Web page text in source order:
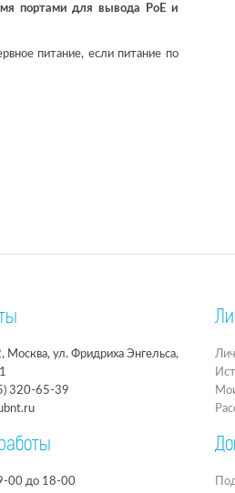
портами для вывода PoE и
питание, если питание по
Москва, ул. Фридриха Энгельса,
320-65-39
00 до 18-00